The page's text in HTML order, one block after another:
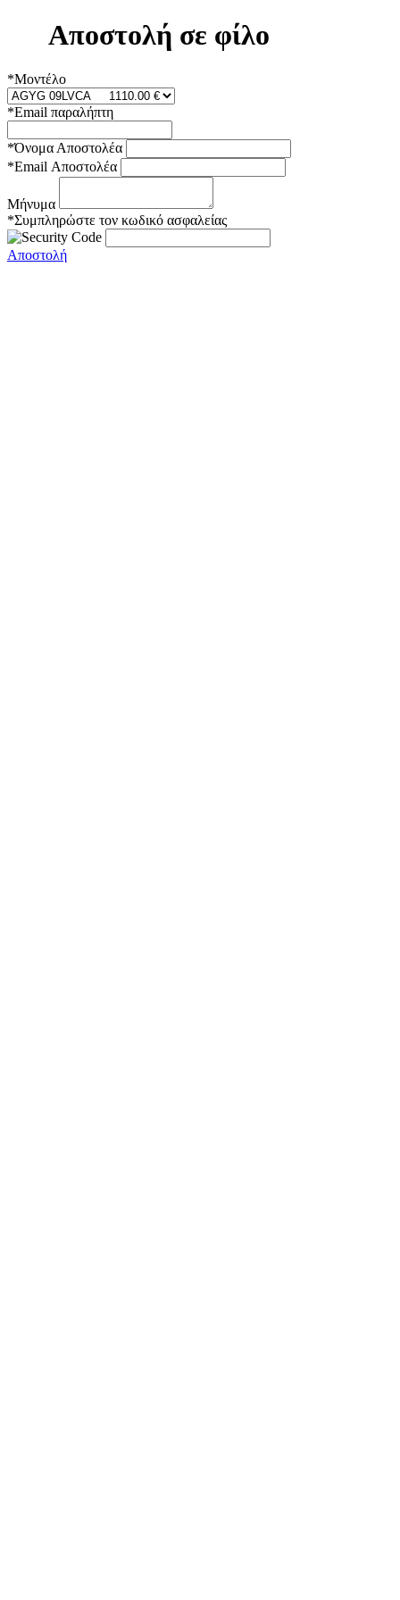
Αποστολή σε φίλο
*Μοντέλο
*Email παραλήπτη
*Όνομα Αποστολέα
*Email Αποστολέα
Μήνυμα
*Συμπληρώστε τον κωδικό ασφαλείας
Αποστολή